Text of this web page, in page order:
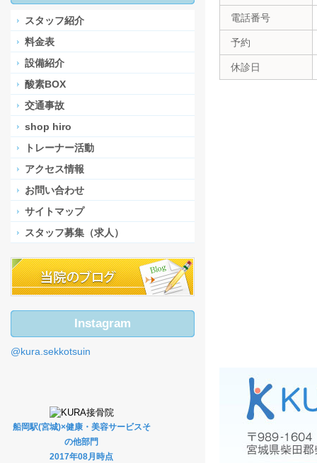
電話番号
予約
休診日
スタッフ紹介
料金表
設備紹介
酸素BOX
交通事故
shop hiro
トレーナー活動
アクセス情報
お問い合わせ
サイトマップ
スタッフ募集（求人）
Instagram
@kura.sekkotsuin
船岡駅(宮城)×健康・美容サービスそ
の他部門
2017年08月時点